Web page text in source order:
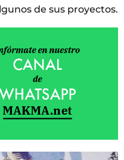
de sus proyectos.